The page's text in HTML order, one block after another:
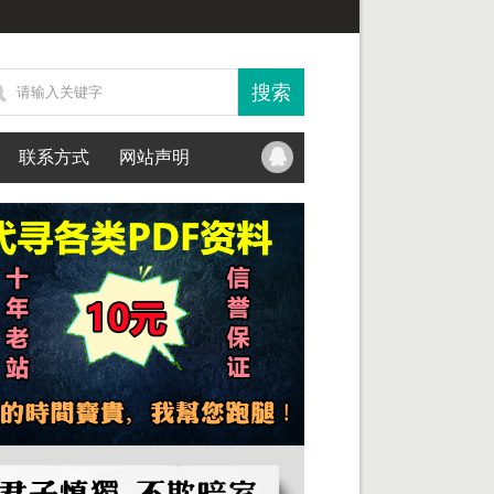
联系方式 网站声明